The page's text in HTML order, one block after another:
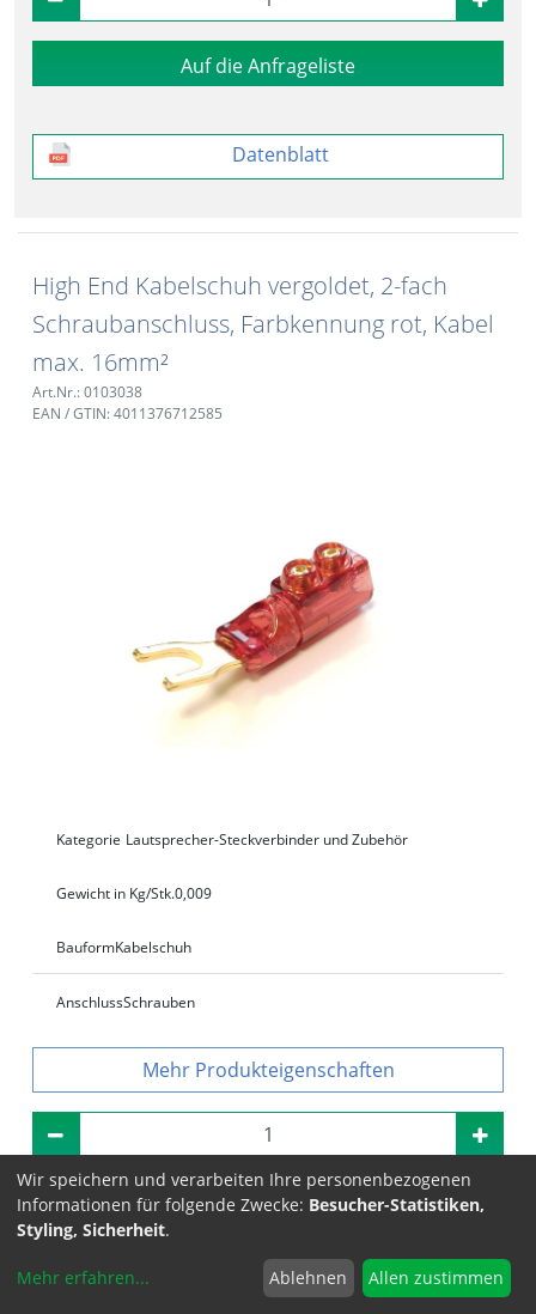
Auf die Anfrageliste
Datenblatt
High End Kabelschuh vergoldet, 2-fach
Schraubanschluss, Farbkennung rot, Kabel
max. 16mm²
Art.Nr.: 0103038
EAN / GTIN: 4011376712585
Kategorie Lautsprecher-Steckverbinder und Zubehör
Gewicht in Kg/Stk.0,009
BauformKabelschuh
AnschlussSchrauben
Produkteigenschaften
Auf die Anfrageliste
Datenblatt
Wir speichern und verarbeiten Ihre personenbezogenen
Informationen für folgende Zwecke: Besucher-Statistiken,
Styling, Sicherheit.
Mehr erfahren... Ablehnen Allen zustimmen